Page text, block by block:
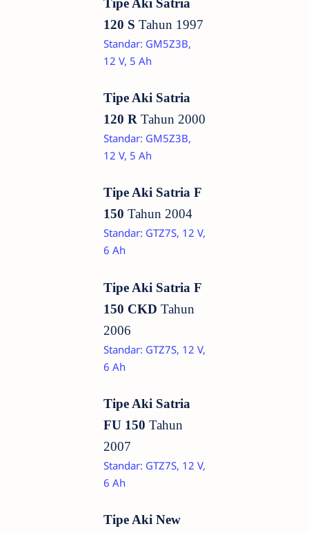
Tipe Aki Satria
120 S Tahun 1997
Standar: GM5Z3B,
12 V, 5 Ah
Tipe Aki Satria
120 R Tahun 2000
Standar: GM5Z3B,
12 V, 5 Ah
Tipe Aki Satria F
150 Tahun 2004
Standar: GTZ7S, 12 V,
6 Ah
Tipe Aki Satria F
150 CKD Tahun
2006
Standar: GTZ7S, 12 V,
6 Ah
Tipe Aki Satria
FU 150 Tahun
2007
Standar: GTZ7S, 12 V,
6 Ah
Tipe Aki New